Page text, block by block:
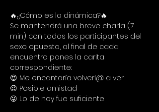
🔥¿Cómo es la dinámica?🔥
Se mantendrá una breve charla (7
min) con todos los participantes del
sexo opuesto, al final de cada
encuentro pones la carita
correspondiente:
😍 Me encantaría volverl@ a ver
😉 Posible amistad
😜 Lo de hoy fue suficiente